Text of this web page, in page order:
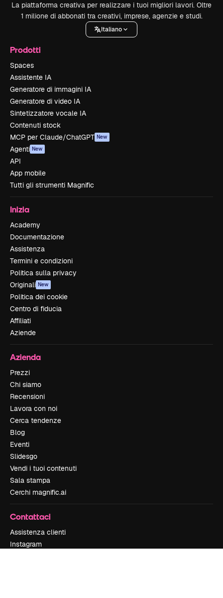
La piattaforma creativa per realizzare i tuoi migliori lavori. Oltre
1 milione di abbonati tra creativi, imprese, agenzie e studi.
Italiano
Prodotti
Spaces
Assistente IA
Generatore di immagini IA
Generatore di video IA
Sintetizzatore vocale IA
Contenuti stock
MCP per Claude/ChatGPT New
Agenti New
API
App mobile
Tutti gli strumenti Magnific
Inizia
Academy
Documentazione
Assistenza
Termini e condizioni
Politica sulla privacy
Originali New
Politica dei cookie
Centro di fiducia
Affiliati
Aziende
Azienda
Prezzi
Chi siamo
Recensioni
Lavora con noi
Cerca tendenze
Blog
Eventi
Slidesgo
Vendi i tuoi contenuti
Sala stampa
Cerchi magnific.ai
Contattaci
Assistenza clienti
Instagram